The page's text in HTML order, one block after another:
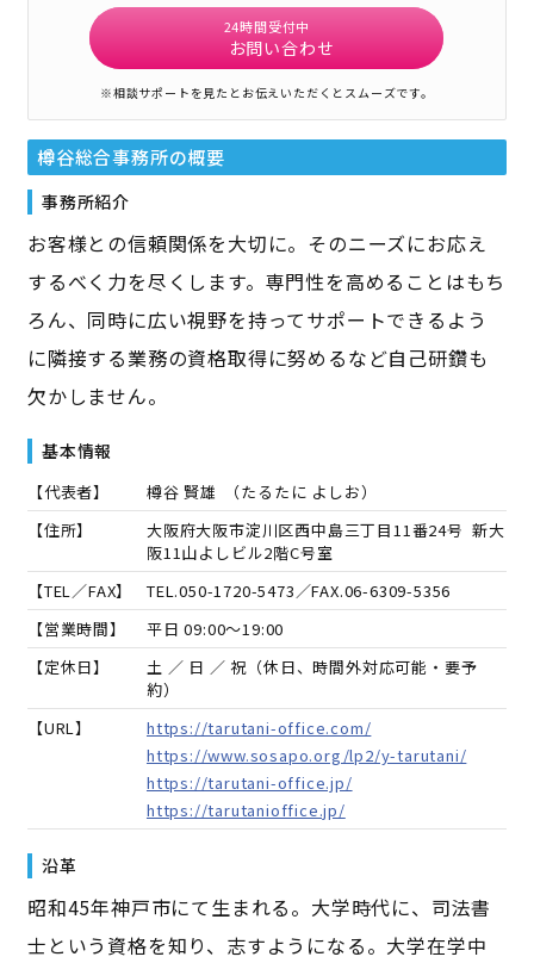
24時間受付中
お問い合わせ
※相談サポートを見たとお伝えいただくとスムーズです。
樽谷総合事務所の概要
事務所紹介
お客様との信頼関係を大切に。そのニーズにお応え
するべく力を尽くします。専門性を高めることはもち
ろん、同時に広い視野を持ってサポートできるよう
に隣接する業務の資格取得に努めるなど自己研鑽も
欠かしません。
基本情報
【代表者】 樽谷 賢雄 （たるたに よしお）
【住所】
大阪府大阪市淀川区西中島三丁目11番24号 新大
阪11山よしビル2階C号室
【TEL／FAX】
TEL.050-1720-5473／FAX.06-6309-5356
【営業時間】
平日 09:00～19:00
【定休日】
土 ／ 日 ／ 祝（休日、時間外対応可能・要予
約）
【URL】
https://tarutani-office.com/
https://www.sosapo.org/lp2/y-tarutani/
https://tarutani-office.jp/
https://tarutanioffice.jp/
沿革
昭和45年神戸市にて生まれる。大学時代に、司法書
士という資格を知り、志すようになる。大学在学中